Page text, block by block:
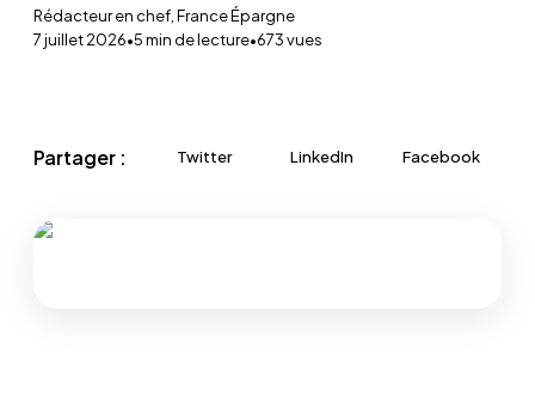
Rédacteur en chef, France Épargne
7 juillet 2026•5min de lecture•673vues
Partager : Twitter LinkedIn Facebook